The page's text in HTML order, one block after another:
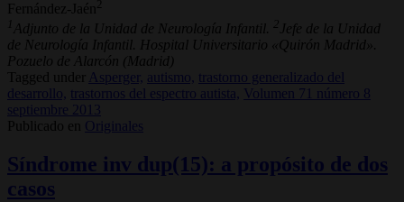
Fernández-Jaén
1 Adjunto de la Unidad de Neurología Infantil. 2 Jefe de la Unidad
de Neurología Infantil. Hospital Universitario «Quirón Madrid».
Pozuelo de Alarcón (Madrid)
Tagged under
Asperger, autismo, trastorno generalizado del
desarrollo, trastornos del espectro autista, Volumen 71 número 8
septiembre 2013
Publicado en Originales
Síndrome inv dup(15): a propósito de dos
casos